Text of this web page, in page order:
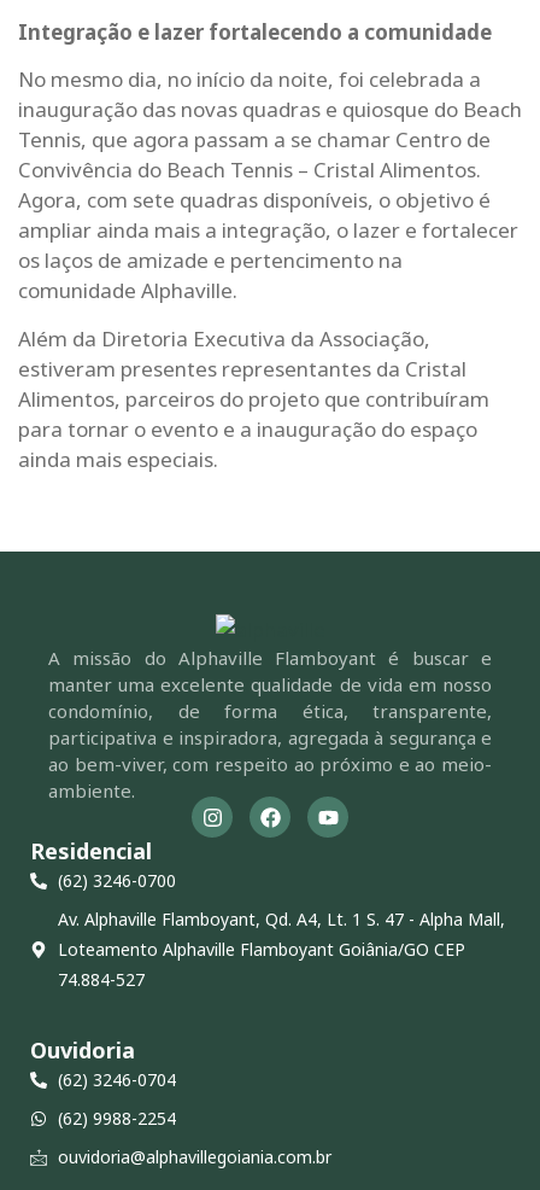
Integração e lazer fortalecendo a comunidade
No mesmo dia, no início da noite, foi celebrada a
inauguração das novas quadras e quiosque do Beach
Tennis, que agora passam a se chamar Centro de
Convivência do Beach Tennis – Cristal Alimentos.
Agora, com sete quadras disponíveis, o objetivo é
ampliar ainda mais a integração, o lazer e fortalecer
os laços de amizade e pertencimento na
comunidade Alphaville.
Além da Diretoria Executiva da Associação,
estiveram presentes representantes da Cristal
Alimentos, parceiros do projeto que contribuíram
para tornar o evento e a inauguração do espaço
ainda mais especiais.
A missão do Alphaville Flamboyant é buscar e
manter uma excelente qualidade de vida em nosso
condomínio, de forma ética, transparente,
participativa e inspiradora, agregada à segurança e
ao bem-viver, com respeito ao próximo e ao meio-
ambiente.
Residencial
(62) 3246-0700
Av. Alphaville Flamboyant, Qd. A4, Lt. 1 S. 47 - Alpha Mall,
Loteamento Alphaville Flamboyant Goiânia/GO CEP
74.884-527
Ouvidoria
(62) 3246-0704
(62) 9988-2254
ouvidoria@alphavillegoiania.com.br